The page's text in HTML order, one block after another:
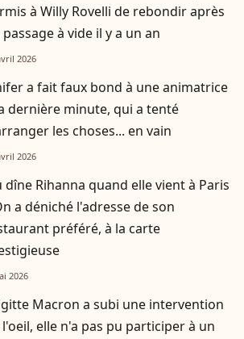
à Willy Rovelli de rebondir après
à vide il y a un an
2026
a fait faux bond à une animatrice
dernière minute, qui a tenté
les choses... en vain
2026
dîne Rihanna quand elle vient à Paris
a déniché l'adresse de son
préféré, à la carte
2026
Macron a subi une intervention
elle n'a pas pu participer à un